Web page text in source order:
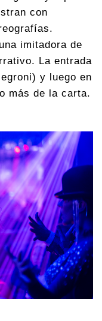
con
imitadora de
La entrada
y luego en
más de la carta.